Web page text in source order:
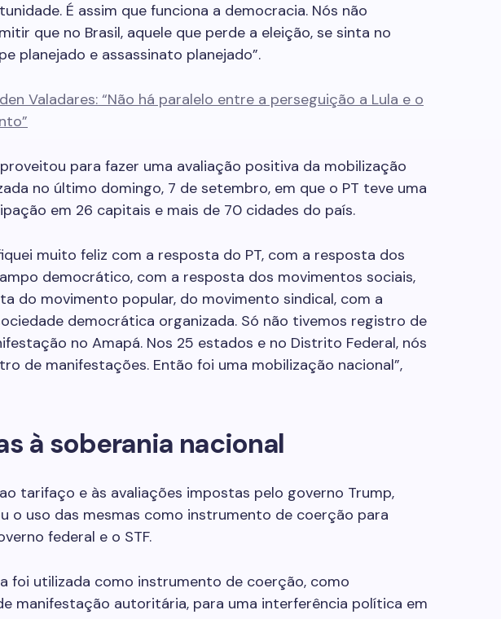
É assim que funciona a democracia. Nós não
que no Brasil, aquele que perde a eleição, se sinta no
planejado e assassinato planejado”.
Valadares: “Não há paralelo entre a perseguição a Lula e o
para fazer uma avaliação positiva da mobilização
no último domingo, 7 de setembro, em que o PT teve uma
em 26 capitais e mais de 70 cidades do país.
muito feliz com a resposta do PT, com a resposta dos
democrático, com a resposta dos movimentos sociais,
do movimento popular, do movimento sindical, com a
democrática organizada. Só não tivemos registro de
no Amapá. Nos 25 estados e no Distrito Federal, nós
de manifestações. Então foi uma mobilização nacional”,
à soberania nacional
tarifaço e às avaliações impostas pelo governo Trump,
o uso das mesmas como instrumento de coerção para
federal e o STF.
foi utilizada como instrumento de coerção, como
manifestação autoritária, para uma interferência política em